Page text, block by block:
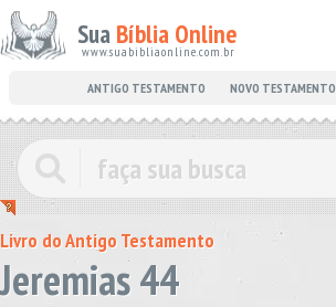
Sua Bíblia Online
www.suabibliaonline.com.br
ANTIGO TESTAMENTO NOVO TESTAMENTO
Livro do Antigo Testamento
Jeremias 44